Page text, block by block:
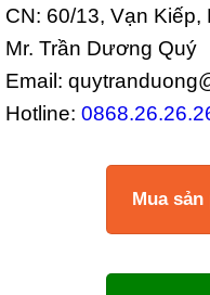
CN: 60/13, Vạn
Mr. Trần Dương Quý
Email:
Hotline:
Mua sản